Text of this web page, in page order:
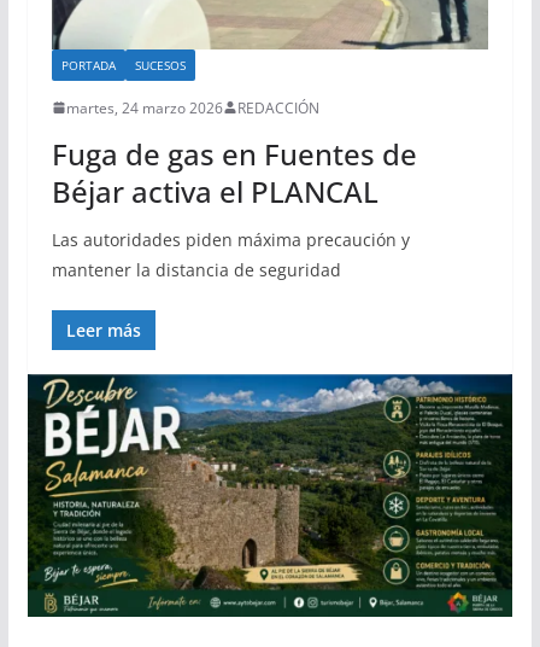
PORTADA SUCESOS
martes, 24 marzo 2026 REDACCIÓN
Fuga de gas en Fuentes de
Béjar activa el PLANCAL
Las autoridades piden máxima precaución y
mantener la distancia de seguridad
Leer más